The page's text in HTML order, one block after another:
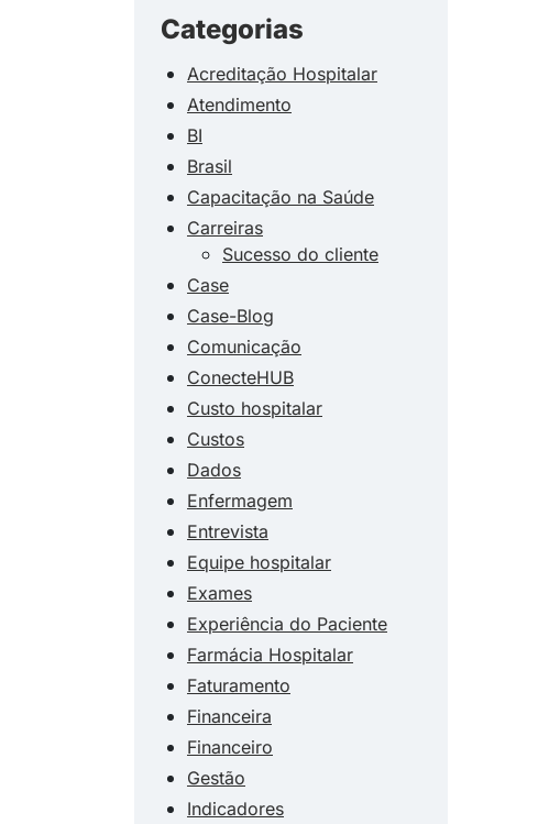
Categorias
Acreditação Hospitalar
Atendimento
BI
Brasil
Capacitação na Saúde
Carreiras
Sucesso do cliente
Case
Case-Blog
Comunicação
ConecteHUB
Custo hospitalar
Custos
Dados
Enfermagem
Entrevista
Equipe hospitalar
Exames
Experiência do Paciente
Farmácia Hospitalar
Faturamento
Financeira
Financeiro
Gestão
Indicadores